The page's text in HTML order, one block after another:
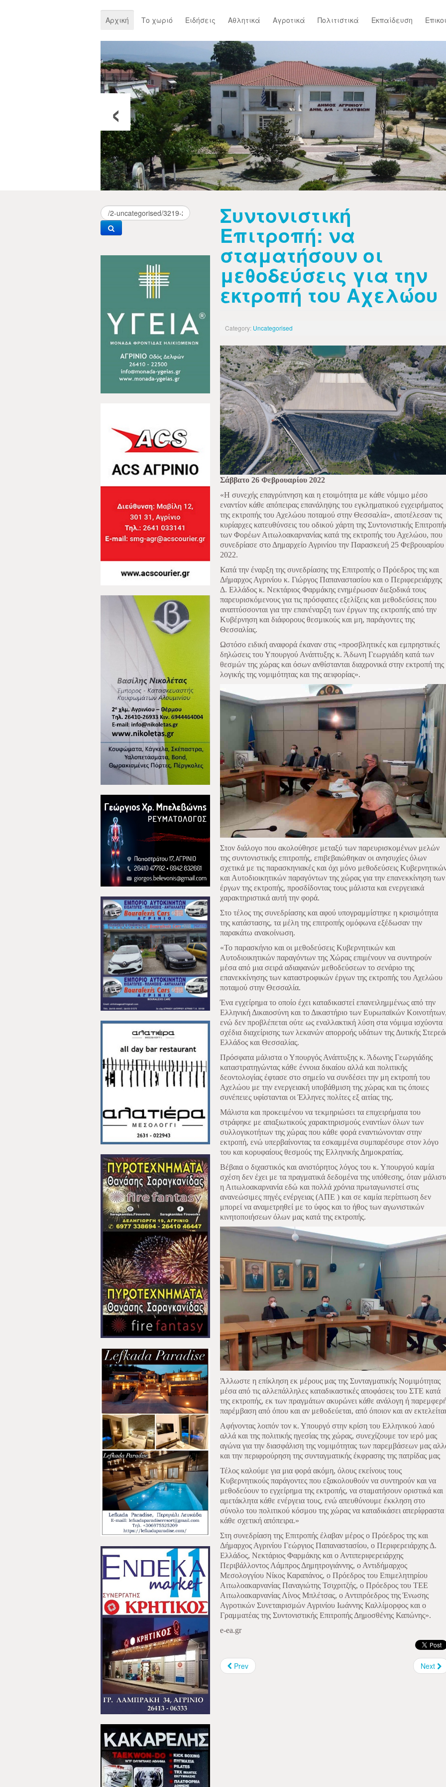
Αρχική Το χωριό Ειδήσεις Αθλητικά Αγροτικά Πολιτιστικά Εκπαίδευση
‹
Συντονιστική
Επιτροπή: να
σταματήσουν οι
μεθοδεύσεις για την
εκτροπή του Αχελώου
Category: Uncategorised
Σάββατο 26 Φεβρουαρίου 2022
«Η συνεχής επαγρύπνηση και η ετοιμότητα με κάθε νόμιμο μέσο
εναντίον κάθε απόπειρας επανάληψης του εγκληματικού εγχειρήματος
της εκτροπής του Αχελώου ποταμού στην Θεσσαλία», αποτέλεσαν τις
κυρίαρχες κατευθύνσεις του οδικού χάρτη της Συντονιστικής
των Φορέων Αιτωλοακαρνανίας κατά της εκτροπής του Αχελώου, που
συνεδρίασε στο Δημαρχείο Αγρινίου την Παρασκευή 25 Φεβρουαρίου
2022.
Κατά την έναρξη της συνεδρίασης της Επιτροπής ο Πρόεδρος της και
Δήμαρχος Αγρινίου κ. Γιώργος Παπαναστασίου και ο Περιφερειάρχης
Δ. Ελλάδος κ. Νεκτάριος Φαρμάκης ενημέρωσαν διεξοδικά τους
παρευρισκόμενους για τις πρόσφατες εξελίξεις και μεθοδεύσεις που
αναπτύσσονται για την επανέναρξη των έργων της εκτροπής από την
Κυβέρνηση και διάφορους θεσμικούς και μη, παράγοντες της
Θεσσαλίας.
Ωστόσο ειδική αναφορά έκαναν στις «προσβλητικές και εμπρηστικές
δηλώσεις του Υπουργού Ανάπτυξης κ. Άδωνη Γεωργιάδη κατά των
θεσμών της χώρας και όσων ανθίστανται διαχρονικά στην εκτροπή της
λογικής της νομιμότητας και της αειφορίας».
Στον διάλογο που ακολούθησε μεταξύ των παρευρισκομένων μελών
της συντονιστικής επιτροπής, επιβεβαιώθηκαν οι ανησυχίες όλων
σχετικά με τις παρασκηνιακές και όχι μόνο μεθοδεύσεις
και Αυτοδιοικητικών παραγόντων της χώρας για την επανεκκίνηση των
έργων της εκτροπής, προσδίδοντας τους μάλιστα και ενεργειακά
χαρακτηριστικά αυτή την φορά.
Στο τέλος της συνεδρίασης και αφού υπογραμμίστηκε η κρισιμότητα
της κατάστασης, τα μέλη της επιτροπής ομόφωνα εξέδωσαν την
παρακάτω ανακοίνωση.
«Το παρασκήνιο και οι μεθοδεύσεις Κυβερνητικών και
Αυτοδιοικητικών παραγόντων της Χώρας επιμένουν να συντηρούν
μέσα από μια σειρά αδιαφανών μεθοδεύσεων το σενάριο της
επανεκκίνησης των καταστροφικών έργων της εκτροπής του Αχελώου
ποταμού στην Θεσσαλία.
Ένα εγχείρημα το οποίο έχει καταδικαστεί επανειλημμένως από την
Ελληνική Δικαιοσύνη και το Δικαστήριο των Ευρωπαϊκών
ενώ δεν προβλέπεται ούτε ως εναλλακτική λύση στα νόμιμα ισχύοντα
σχέδια διαχείρισης των λεκανών απορροής υδάτων της Δυτικής
Ελλάδος και Θεσσαλίας.
Πρόσφατα μάλιστα ο Υπουργός Ανάπτυξης κ. Άδωνης Γεωργιάδης
καταστρατηγώντας κάθε έννοια δικαίου αλλά και πολιτικής
δεοντολογίας έφτασε στο σημείο να συνδέσει την μη εκτροπή του
Αχελώου με την ενεργειακή υποβάθμιση της χώρας και τις όποιες
συνέπειες υφίστανται οι Έλληνες πολίτες εξ αιτίας της.
Μάλιστα και προκειμένου να τεκμηριώσει τα επιχειρήματα του
στράφηκε με απαξιωτικούς χαρακτηρισμούς εναντίων όλων των
συλλογικοτήτων της χώρας που κάθε φορά εναντιώνονταν στην
εκτροπή, ενώ υπερβαίνοντας τα εσκαμμένα συμπαρέσυρε στον λόγο
του και κορυφαίους θεσμούς της Ελληνικής Δημοκρατίας.
Βέβαια ο διχαστικός και ανιστόρητος λόγος του κ. Υπουργού καμία
σχέση δεν έχει με τα πραγματικά δεδομένα της υπόθεσης, όταν
η Αιτωλοακαρνανία εδώ και πολλά χρόνια πρωταγωνιστεί στις
ανανεώσιμες πηγές ενέργειας (ΑΠΕ ) και σε καμία περίπτωση δεν
μπορεί να αναμετρηθεί με το ύφος και το ήθος των αγωνιστικών
κινητοποιήσεων όλων μας κατά της εκτροπής.
Άλλωστε η επίκληση εκ μέρους μας της Συνταγματικής Νομιμότητας
μέσα από τις αλλεπάλληλες καταδικαστικές αποφάσεις του ΣΤΕ κατά
της εκτροπής, εκ των πραγμάτων ακυρώνει κάθε ανάλογη ή
παρέμβαση από όπου και αν μεθοδεύεται, από όποιον και αν
Αφήνοντας λοιπόν τον κ. Υπουργό στην κρίση του Ελληνικού λαού
αλλά και της πολιτικής ηγεσίας της χώρας, συνεχίζουμε τον ιερό μας
αγώνα για την διασφάλιση της νομιμότητας των παρεμβάσεων μας
και την περιφρούρηση της συνταγματικής έκφρασης της πατρίδας μας
Τέλος καλούμε για μια φορά ακόμη, όλους εκείνους τους
Κυβερνητικούς παράγοντες που εξακολουθούν να συντηρούν και να
μεθοδεύουν το εγχείρημα της εκτροπής, να σταματήσουν οριστικά και
αμετάκλητα κάθε ενέργεια τους, ενώ απευθύνουμε έκκληση στο
σύνολο του πολιτικού κόσμου της χώρας να καταδικάσει απερίφραστα
κάθε σχετική απόπειρα.»
Στη συνεδρίαση της Επιτροπής έλαβαν μέρος ο Πρόεδρος της και
Δήμαρχος Αγρινίου Γεώργιος Παπαναστασίου, ο Περιφερειάρχης Δ.
Ελλάδος, Νεκτάριος Φαρμάκης και ο Αντιπεριφερειάρχης
Περιβάλλοντος Λάμπρος Δημητρογιάννης, ο Αντιδήμαρχος
Μεσολογγίου Νίκος Καραπάνος, ο Πρόεδρος του Επιμελητηρίου
Αιτωλοακαρνανίας Παναγιώτης Τσιχριτζής, ο Πρόεδρος του ΤΕΕ
Αιτωλοακαρνανίας Λίνος Μπλέτσας, ο Αντιπρόεδρος της Ένωσης
Αγροτικών Συνεταιρισμών Αγρινίου Ιωάννης Καλλίμορφος και ο
Γραμματέας της Συντονιστικής Επιτροπής Δημοσθένης Καπώνης».
e-ea.gr
Prev Next